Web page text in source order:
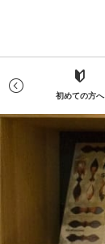
料金 初めての方へ